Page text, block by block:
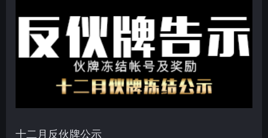
十二月反伙牌公示